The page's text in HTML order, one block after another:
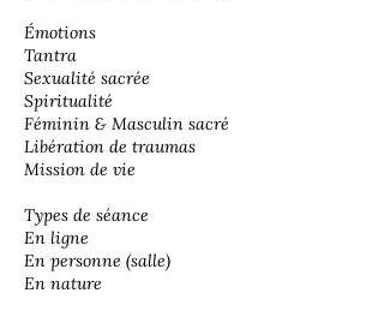
Émotions
Tantra
Sexualité sacrée
Spiritualité
Féminin & Masculin sacré
Libération de traumas
Mission de vie
Types de séance
En ligne
En personne (salle)
En nature